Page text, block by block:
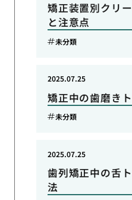
矯正装置別クリ
と注意点
未分類
矯正中の歯磨き
2025.07.25
未分類
歯列矯正中の舌
法
2025.07.25